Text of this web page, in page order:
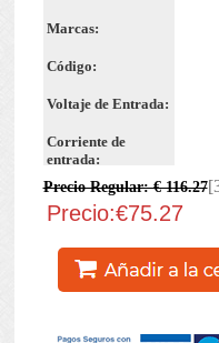
Marcas:
Código:
Voltaje de Entrada:
Corriente de
entrada:
Precio Regular: € 116.27
Precio:€75.27